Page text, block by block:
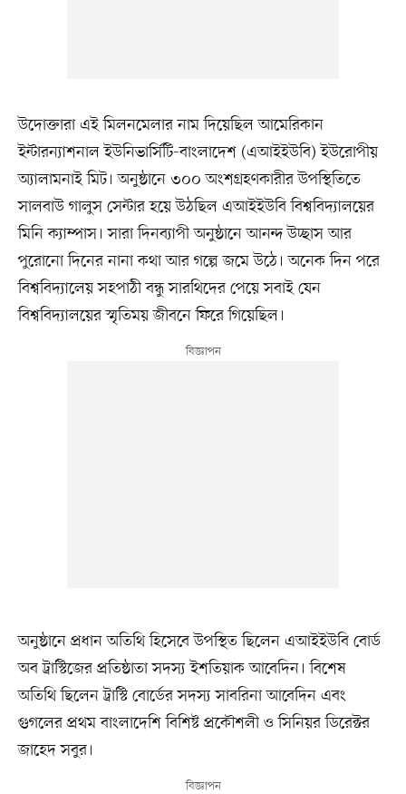
উদোক্তারা এই মিলনমেলার নাম দিয়েছিল আমেরিকান
ইন্টারন্যাশনাল ইউনিভার্সিটি-বাংলাদেশ (এআইইউবি) ইউরোপীয়
অ্যালামনাই মিট। অনুষ্ঠানে ৩০০ অংশগ্রহণকারীর উপস্থিতিতে
সালবাউ গালুস সেন্টার হয়ে উঠছিল এআইইউবি বিশ্ববিদ্যালয়ের
মিনি ক্যাম্পাস। সারা দিনব্যাপী অনুষ্ঠানে আনন্দ উচ্ছাস আর
পুরোনো দিনের নানা কথা আর গল্পে জমে উঠে। অনেক দিন পরে
বিশ্ববিদ্যালেয় সহপাঠী বন্ধু সারথিদের পেয়ে সবাই যেন
বিশ্ববিদ্যালয়ের স্মৃতিময় জীবনে ফিরে গিয়েছিল।
অনুষ্ঠানে প্রধান অতিথি হিসেবে উপস্থিত ছিলেন এআইইউবি বোর্ড
অব ট্রাস্টিজের প্রতিষ্ঠাতা সদস্য ইশতিয়াক আবেদিন। বিশেষ
অতিথি ছিলেন ট্রাস্টি বোর্ডের সদস্য সাবরিনা আবেদিন এবং
গুগলের প্রথম বাংলাদেশি বিশিষ্ট প্রকৌশলী ও সিনিয়র ডিরেক্টর
জাহেদ সবুর।